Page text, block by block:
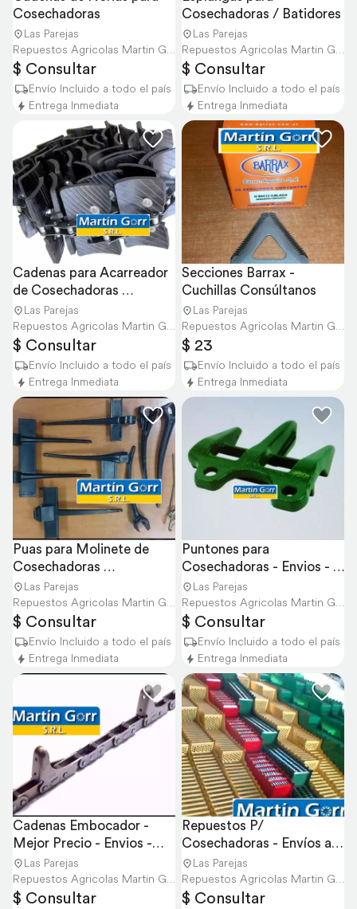
Cosechadoras
Las Parejas
Repuestos Agricolas Martin Gorr S.R.L.
$ Consultar
Envío Incluido a todo el país
Entrega Inmediata
Cosechadoras / Batidores
Las Parejas
Repuestos Agricolas Martin Gorr S.R.L.
$ Consultar
Envío Incluido a todo el país
Entrega Inmediata
Cadenas para Acarreador
de Cosechadoras
Consúltanos
Las Parejas
Repuestos Agricolas Martin Gorr S.R.L.
$ Consultar
Envío Incluido a todo el país
Entrega Inmediata
Secciones Barrax -
Cuchillas Consúltanos
Las Parejas
Repuestos Agricolas Martin Gorr S.R.L.
$ 23
Envío Incluido a todo el país
Entrega Inmediata
Puas para Molinete de
Cosechadoras
Consúltanos
Las Parejas
Repuestos Agricolas Martin Gorr S.R.L.
$ Consultar
Envío Incluido a todo el país
Entrega Inmediata
Puntones para
Cosechadoras - Envios -
Mejor Precio
Las Parejas
Repuestos Agricolas Martin Gorr S.R.L.
$ Consultar
Envío Incluido a todo el país
Entrega Inmediata
Cadenas Embocador -
Mejor Precio - Envios -
todos los Modelos
Las Parejas
Repuestos Agricolas Martin Gorr S.R.L.
$ Consultar
Repuestos P/
Cosechadoras - Envíos a
Todo el País Consulté
Las Parejas
Repuestos Agricolas Martin Gorr S.R.L.
$ Consultar